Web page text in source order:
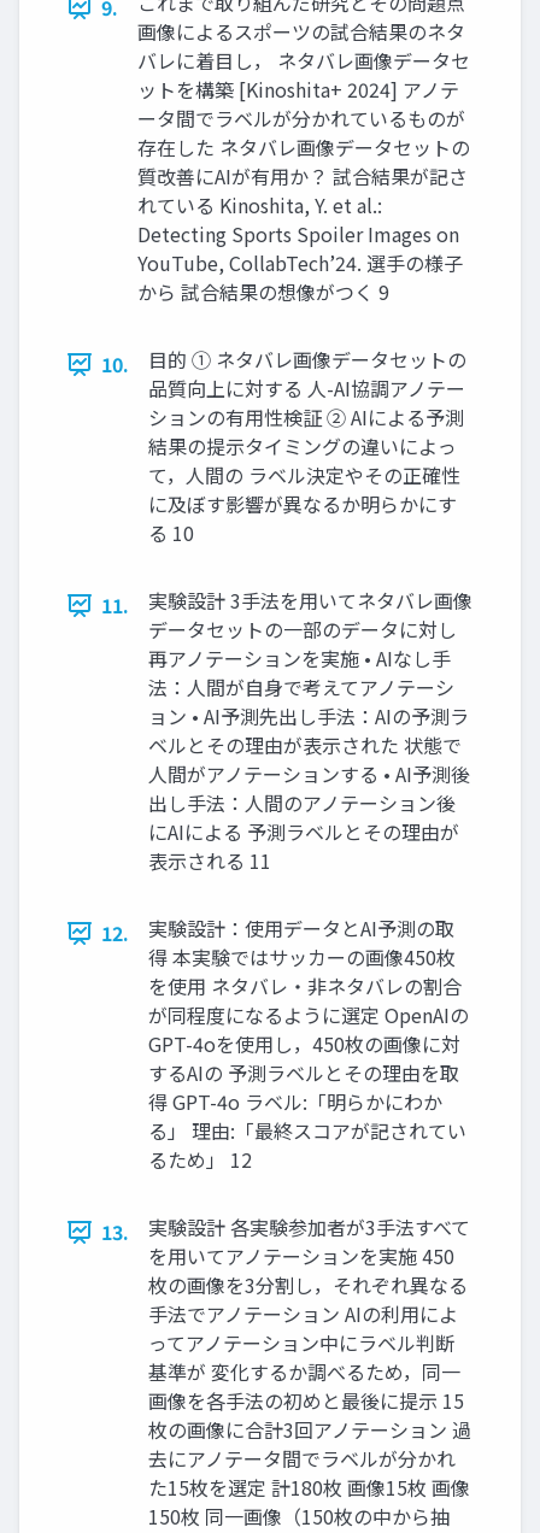
9.
画像によるスポーツの試合結果のネタ
バレに着目し， ネタバレ画像データセ
ットを構築 [Kinoshita+ 2024] アノテ
ータ間でラベルが分かれているものが
存在した ネタバレ画像データセットの
質改善にAIが有用か？ 試合結果が記さ
れている Kinoshita, Y. et al.:
Detecting Sports Spoiler Images on
YouTube, CollabTech’24. 選手の様子
から 試合結果の想像がつく 9
10.
目的 ① ネタバレ画像データセットの
品質向上に対する 人-AI協調アノテー
ションの有用性検証 ② AIによる予測
結果の提示タイミングの違いによっ
て，人間の ラベル決定やその正確性
に及ぼす影響が異なるか明らかにす
る 10
11.
実験設計 3手法を用いてネタバレ画像
データセットの一部のデータに対し
再アノテーションを実施 • AIなし手
法：人間が自身で考えてアノテーシ
ョン • AI予測先出し手法：AIの予測ラ
ベルとその理由が表示された 状態で
人間がアノテーションする • AI予測後
出し手法：人間のアノテーション後
にAIによる 予測ラベルとその理由が
表示される 11
12.
実験設計：使用データとAI予測の取
得 本実験ではサッカーの画像450枚
を使用 ネタバレ・非ネタバレの割合
が同程度になるように選定 OpenAIの
GPT-4oを使用し，450枚の画像に対
するAIの 予測ラベルとその理由を取
得 GPT-4o ラベル:「明らかにわか
る」 理由:「最終スコアが記されてい
るため」 12
13.
実験設計 各実験参加者が3手法すべて
を用いてアノテーションを実施 450
枚の画像を3分割し，それぞれ異なる
手法でアノテーション AIの利用によ
ってアノテーション中にラベル判断
基準が 変化するか調べるため，同一
画像を各手法の初めと最後に提示 15
枚の画像に合計3回アノテーション 過
去にアノテータ間でラベルが分かれ
た15枚を選定 計180枚 画像15枚 画像
150枚 同一画像（150枚の中から抽